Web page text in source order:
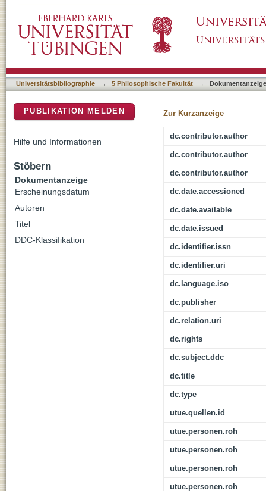
Universitätsbibliographie → 5 Philosophische Fakultät → Dokumentanzeige
Zur Kurzanzeige
dc.contributor.author
dc.contributor.author
dc.contributor.author
dc.date.accessioned
dc.date.available
dc.date.issued
dc.identifier.issn
dc.identifier.uri
dc.language.iso
dc.publisher
dc.relation.uri
dc.rights
dc.subject.ddc
dc.title
dc.type
utue.quellen.id
utue.personen.roh
utue.personen.roh
utue.personen.roh
utue.personen.roh
PUBLIKATION MELDEN
Hilfe und Informationen
Stöbern
Dokumentanzeige
Erscheinungsdatum
Autoren
Titel
DDC-Klassifikation